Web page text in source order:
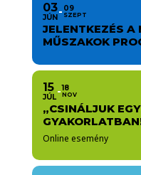
03
JÚN
09
SZEPT
JELENTKEZÉS A
MŰSZAKOK
15
JÚL
18
NOV
„CSINÁLJUK
Online esemény